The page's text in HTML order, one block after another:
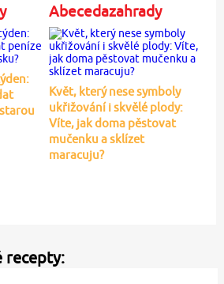
Abecedazahrady
Květ, který nese symboly
ukřižování i skvělé plody:
Víte, jak doma pěstovat
mučenku a sklízet
maracuju?
recepty: